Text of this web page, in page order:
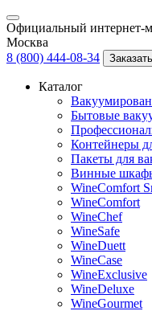
Официальный интернет-
Москва
8 (800) 444-08-34
Каталог
Бытовые
Контейнеры
Пакеты для
Винные
WineComfort
WineComfort
WineChef
WineSafe
WineDuett
WineCase
WineExclusive
WineDeluxe
WineGourmet